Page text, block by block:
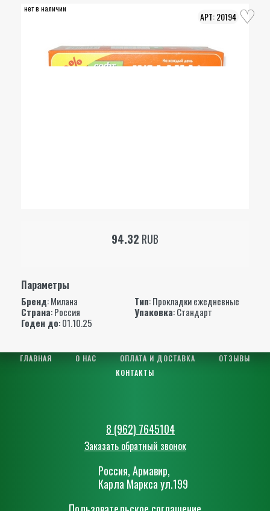
нет в наличии
20194
94.32 RUB
Параметры
Бренд:Милана Тип: Прокладки ежедневные
Страна: Россия Упаковка: Стандарт
Годен до: 01.10.25
ГЛАВНАЯ О НАС ОПЛАТА И ДОСТАВКА
ОТЗЫВЫ
КОНТАКТЫ
8 (962) 7645104
Заказать обратный звонок
Россия, Армавир,
Карла Маркса ул.199